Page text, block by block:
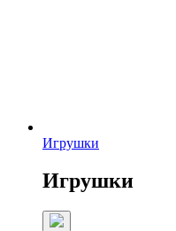
Игрушки
Игрушки